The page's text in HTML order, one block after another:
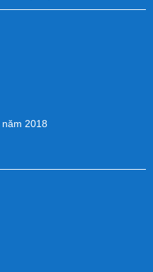
2018